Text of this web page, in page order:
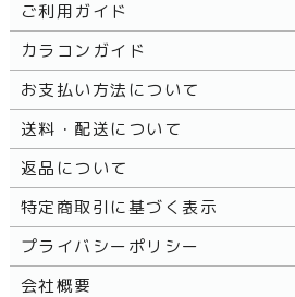
ご利用ガイド
カラコンガイド
お支払い方法について
送料・配送について
返品について
特定商取引に基づく表示
プライバシーポリシー
会社概要